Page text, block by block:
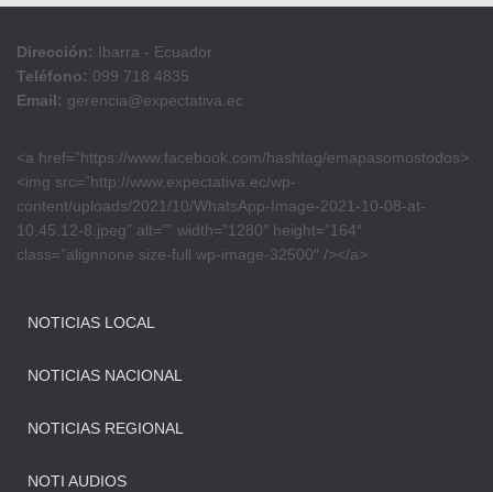
Dirección: Ibarra - Ecuador
Teléfono: 099 718 4835
Email: gerencia@expectativa.ec
<a href=”https://www.facebook.com/hashtag/emapasomostodos>
<img src=”http://www.expectativa.ec/wp-
content/uploads/2021/10/WhatsApp-Image-2021-10-08-at-
10.45.12-8.jpeg” alt=”” width=”1280″ height=”164″
class=”alignnone size-full wp-image-32500″ /></a>
NOTICIAS LOCAL
NOTICIAS NACIONAL
NOTICIAS REGIONAL
NOTI AUDIOS